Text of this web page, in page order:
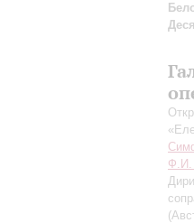
Ф.И.